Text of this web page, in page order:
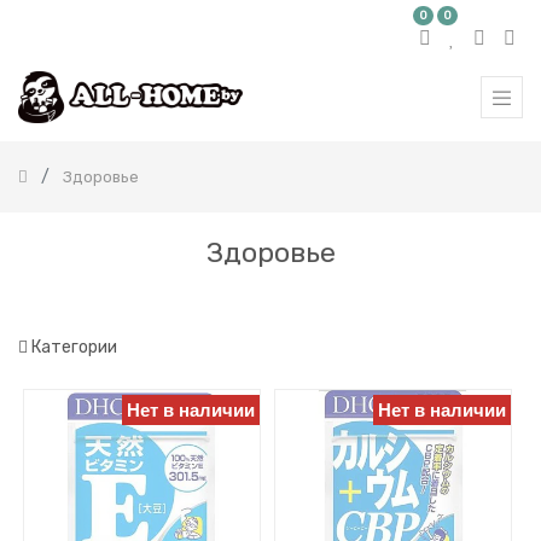
0 0
Здоровье
Здоровье
Категории
ТОВАРОВ
Бытовая
мамам
Пищевые
добавки
Нет в наличии Нет в наличии